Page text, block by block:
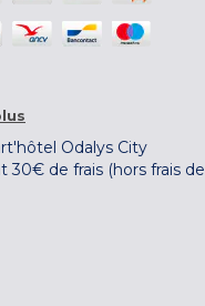
Odalys City
30€ de frais (hors frais de